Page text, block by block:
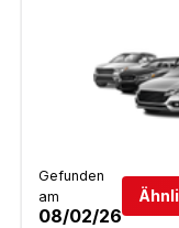
Gefunden
am
08/02/26